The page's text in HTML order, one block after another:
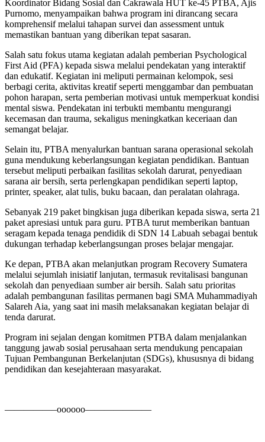
Koordinator Bidang Sosial dan Cakrawala HUT ke-45 PTBA, Ajis
Purnomo, menyampaikan bahwa program ini dirancang secara
komprehensif melalui tahapan survei dan assessment untuk
memastikan bantuan yang diberikan tepat sasaran.
Salah satu fokus utama kegiatan adalah pemberian Psychological
First Aid (PFA) kepada siswa melalui pendekatan yang interaktif
dan edukatif. Kegiatan ini meliputi permainan kelompok, sesi
berbagi cerita, aktivitas kreatif seperti menggambar dan pembuatan
pohon harapan, serta pemberian motivasi untuk memperkuat kondisi
mental siswa. Pendekatan ini terbukti membantu mengurangi
kecemasan dan trauma, sekaligus meningkatkan keceriaan dan
semangat belajar.
Selain itu, PTBA menyalurkan bantuan sarana operasional sekolah
guna mendukung keberlangsungan kegiatan pendidikan. Bantuan
tersebut meliputi perbaikan fasilitas sekolah darurat, penyediaan
sarana air bersih, serta perlengkapan pendidikan seperti laptop,
printer, speaker, alat tulis, buku bacaan, dan peralatan olahraga.
Sebanyak 219 paket bingkisan juga diberikan kepada siswa, serta 21
paket apresiasi untuk para guru. PTBA turut memberikan bantuan
seragam kepada tenaga pendidik di SDN 14 Labuah sebagai bentuk
dukungan terhadap keberlangsungan proses belajar mengajar.
Ke depan, PTBA akan melanjutkan program Recovery Sumatera
melalui sejumlah inisiatif lanjutan, termasuk revitalisasi bangunan
sekolah dan penyediaan sumber air bersih. Salah satu prioritas
adalah pembangunan fasilitas permanen bagi SMA Muhammadiyah
Salareh Aia, yang saat ini masih melaksanakan kegiatan belajar di
tenda darurat.
Program ini sejalan dengan komitmen PTBA dalam menjalankan
tanggung jawab sosial perusahaan serta mendukung pencapaian
Tujuan Pembangunan Berkelanjutan (SDGs), khususnya di bidang
pendidikan dan kesejahteraan masyarakat.
—————–oooooo———————